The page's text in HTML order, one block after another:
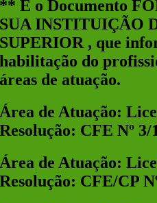
** É o Documento
SUA INSTITUIÇÃO
SUPERIOR , que
habilitação do
áreas de atuação.
Área de Atuação:
Resolução: CFE Nº 3/
Área de Atuação:
Resolução: CFE/CP